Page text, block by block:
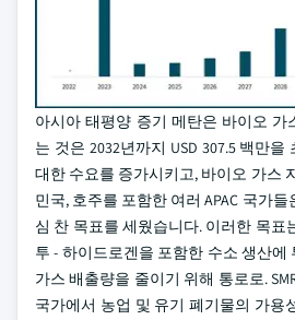
아시아 태평양 증기 메탄은 바이오 가
는 것은 2032년까지 USD 307.5 백만
대한 수요를 증가시키고, 바이오 가스
민국, 호주를 포함한 여러 APAC 국가
심 찬 목표를 세웠습니다. 이러한 목표
투 - 하이드로겐을 포함한 수소 생산에
가스 배출량을 줄이기 위해 통로로.
국가에서 농업 및 유기 폐기물의 가용